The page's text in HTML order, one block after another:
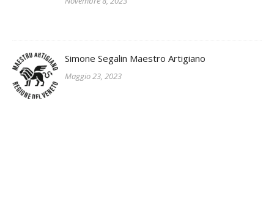
Simone Segalin Maestro Artigiano
Maggio 23, 2023